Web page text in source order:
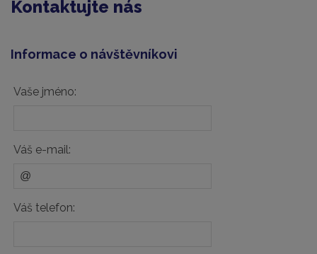
Kontaktujte nás
Informace o návštěvníkovi
Vaše jméno:
Váš e-mail:
Váš telefon: